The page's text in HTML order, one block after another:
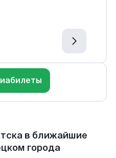
в ближайшие
города